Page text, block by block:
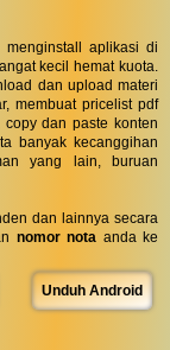
menginstall aplikasi di
kecil hemat kuota.
dan upload materi
membuat pricelist pdf
dan paste konten
banyak kecanggihan
yang lain, buruan
dan lainnya secara
nomor nota anda ke
Unduh Android